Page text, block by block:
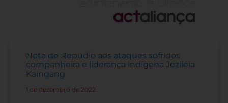
Nota de Repúdio aos ataques sofridos
companheira e liderança indígena Joziléia
Kaingang
1 de dezembro de 2022